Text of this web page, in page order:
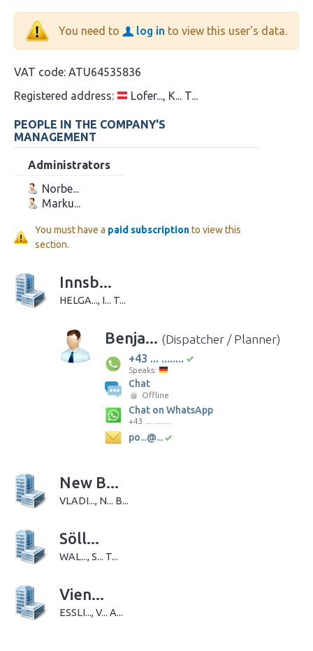
You need to log in to view this user's data.
VAT code: ATU64535836
Registered address:
Lofer..., K... T...
PEOPLE IN THE COMPANY'S
MANAGEMENT
Administrators
Norbe...
Marku...
You must have a paid subscriptionto view this
section.
Innsb...
HELGA..., I... T...
Benja... (Dispatcher / Planner)
+43 ... ........
Speaks:
Chat
Offline
Chat on WhatsApp
+43 ... ........
po...@...
New B...
VLADI..., N... B...
Söll...
WAL..., S... T...
Vien...
ESSLI..., V... A...